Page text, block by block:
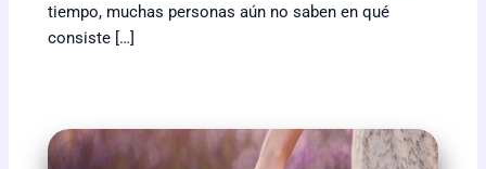
tiempo, muchas personas aún no saben en qué
consiste […]